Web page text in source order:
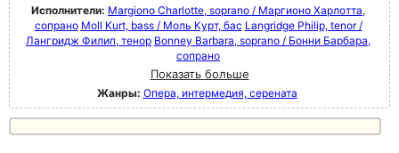
Исполнители: Margiono Charlotte, soprano / Маргионо Харлотта,
сопрано Moll Kurt, bass / Моль Курт, бас Langridge Philip, tenor /
Лангридж Филип, тенор Bonney Barbara, soprano / Бонни Барбара,
сопрано
Показать больше
Жанры: Опера, интермедия, серената